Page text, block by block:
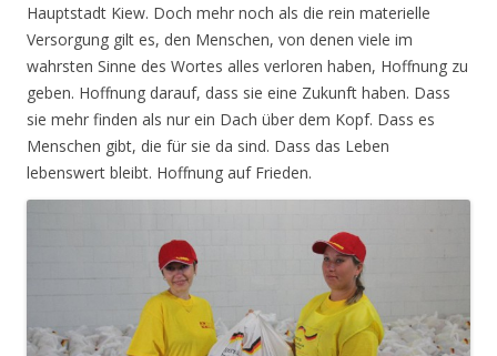
Hauptstadt Kiew. Doch mehr noch als die rein materielle
Versorgung gilt es, den Menschen, von denen viele im
wahrsten Sinne des Wortes alles verloren haben, Hoffnung zu
geben. Hoffnung darauf, dass sie eine Zukunft haben. Dass
sie mehr finden als nur ein Dach über dem Kopf. Dass es
Menschen gibt, die für sie da sind. Dass das Leben
lebenswert bleibt. Hoffnung auf Frieden.